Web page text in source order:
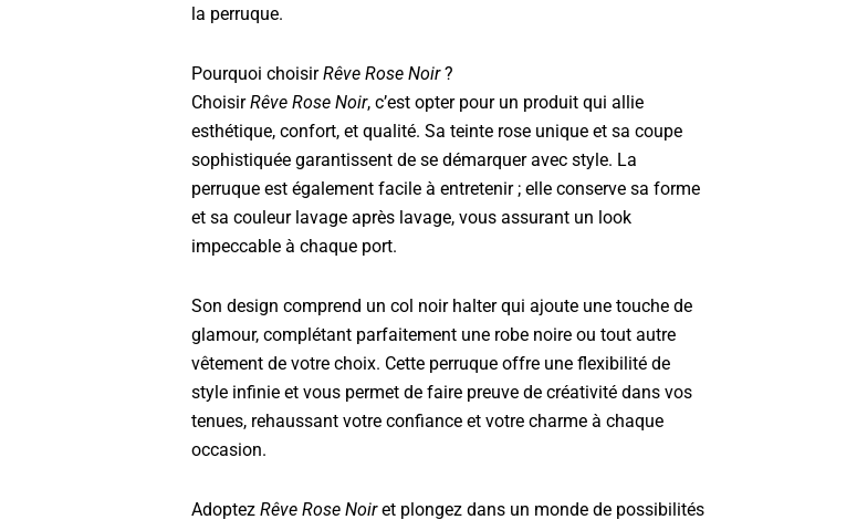
la perruque.
Pourquoi choisirRêve Rose Noir?
ChoisirRêve Rose Noir, c’est opter pour un produit qui allie
esthétique, confort, et qualité. Sa teinte rose unique et sa coupe
sophistiquée garantissent de se démarquer avec style. La
perruque est également facile à entretenir ; elle conserve sa forme
et sa couleur lavage après lavage, vous assurant un look
impeccable à chaque port.
Son design comprend un col noir halter qui ajoute une touche de
glamour, complétant parfaitement une robe noire ou tout autre
vêtement de votre choix. Cette perruque offre une flexibilité de
style infinie et vous permet de faire preuve de créativité dans vos
tenues, rehaussant votre confiance et votre charme à chaque
occasion.
Adoptez Rêve Rose Noiret plongez dans un monde de possibilités